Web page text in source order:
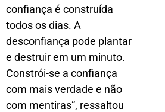
confiança é construída
todos os dias. A
desconfiança pode plantar
e destruir em um minuto.
Constrói-se a confiança
com mais verdade e não
com mentiras”, ressaltou